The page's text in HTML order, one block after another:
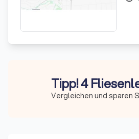
Tipp! 4
Vergleichen und sparen